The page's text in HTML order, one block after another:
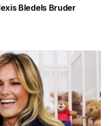
Bledels Bruder